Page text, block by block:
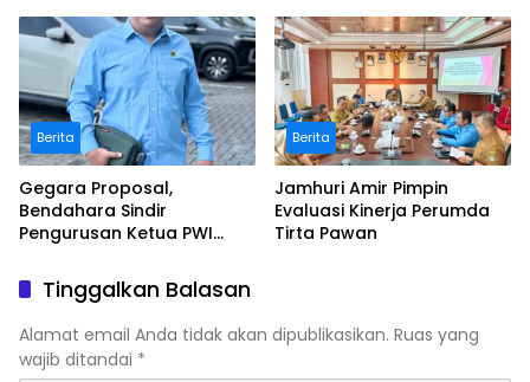
Bermasalah
Berita
Gegara Proposal,
Bendahara Sindir
Pengurusan Ketua PWI
Berita
Jamhuri Amir Pimpin
Evaluasi Kinerja Perumda
Tirta Pawan
Tinggalkan Balasan
Alamat email Anda tidak akan dipublikasikan. Ruas yang
wajib ditandai *